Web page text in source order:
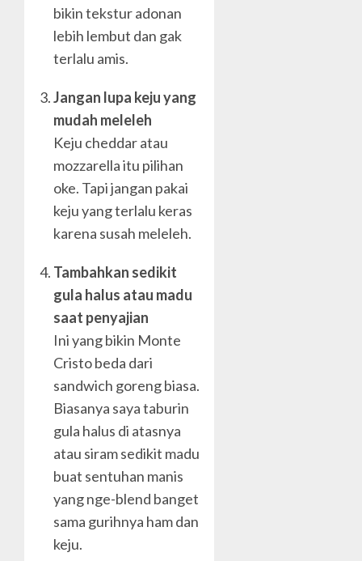
bikin tekstur adonan
lebih lembut dan gak
terlalu amis.
Jangan lupa keju yang
mudah meleleh
Keju cheddar atau
mozzarella itu pilihan
oke. Tapi jangan pakai
keju yang terlalu keras
karena susah meleleh.
Tambahkan sedikit
gula halus atau madu
saat penyajian
Ini yang bikin Monte
Cristo beda dari
sandwich goreng biasa.
Biasanya saya taburin
gula halus di atasnya
atau siram sedikit madu
buat sentuhan manis
yang nge-blend banget
sama gurihnya ham dan
keju.